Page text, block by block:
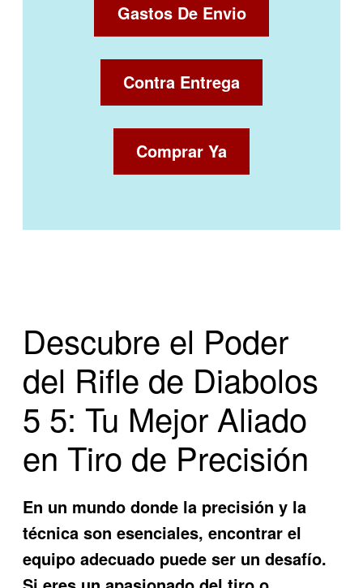
Gastos De Envio
Contra Entrega
Comprar Ya
Descubre el Poder
del Rifle de Diabolos
5 5: Tu Mejor Aliado
en Tiro de Precisión
En un mundo donde la precisión y la
técnica son esenciales, encontrar el
equipo adecuado puede ser un desafío.